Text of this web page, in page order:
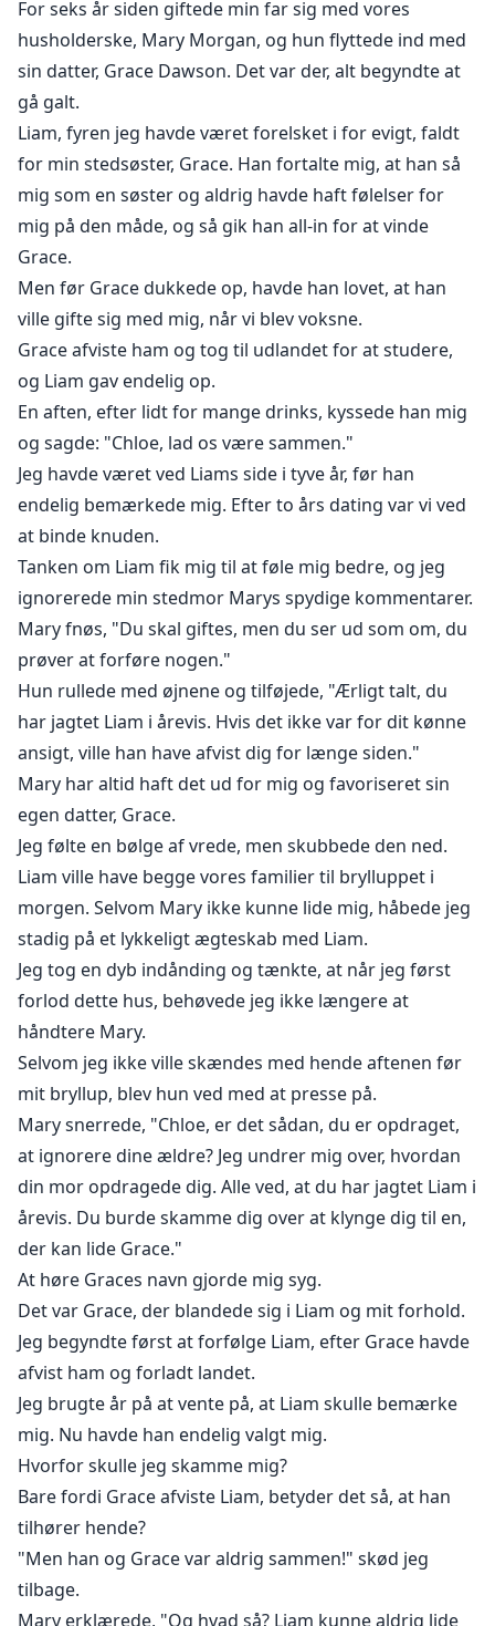
For seks år siden giftede min far sig med vores
husholderske, Mary Morgan, og hun flyttede ind med
sin datter, Grace Dawson. Det var der, alt begyndte at
gå galt.
Liam, fyren jeg havde været forelsket i for evigt, faldt
for min stedsøster, Grace. Han fortalte mig, at han så
mig som en søster og aldrig havde haft følelser for
mig på den måde, og så gik han all-in for at vinde
Grace.
Men før Grace dukkede op, havde han lovet, at han
ville gifte sig med mig, når vi blev voksne.
Grace afviste ham og tog til udlandet for at studere,
og Liam gav endelig op.
En aften, efter lidt for mange drinks, kyssede han mig
og sagde: "Chloe, lad os være sammen."
Jeg havde været ved Liams side i tyve år, før han
endelig bemærkede mig. Efter to års dating var vi ved
at binde knuden.
Tanken om Liam fik mig til at føle mig bedre, og jeg
ignorerede min stedmor Marys spydige kommentarer.
Mary fnøs, "Du skal giftes, men du ser ud som om, du
prøver at forføre nogen."
Hun rullede med øjnene og tilføjede, "Ærligt talt, du
har jagtet Liam i årevis. Hvis det ikke var for dit kønne
ansigt, ville han have afvist dig for længe siden."
Mary har altid haft det ud for mig og favoriseret sin
egen datter, Grace.
Jeg følte en bølge af vrede, men skubbede den ned.
Liam ville have begge vores familier til brylluppet i
morgen. Selvom Mary ikke kunne lide mig, håbede jeg
stadig på et lykkeligt ægteskab med Liam.
Jeg tog en dyb indånding og tænkte, at når jeg først
forlod dette hus, behøvede jeg ikke længere at
håndtere Mary.
Selvom jeg ikke ville skændes med hende aftenen før
mit bryllup, blev hun ved med at presse på.
Mary snerrede, "Chloe, er det sådan, du er opdraget,
at ignorere dine ældre? Jeg undrer mig over, hvordan
din mor opdragede dig. Alle ved, at du har jagtet Liam i
årevis. Du burde skamme dig over at klynge dig til en,
der kan lide Grace."
At høre Graces navn gjorde mig syg.
Det var Grace, der blandede sig i Liam og mit forhold.
Jeg begyndte først at forfølge Liam, efter Grace havde
afvist ham og forladt landet.
Jeg brugte år på at vente på, at Liam skulle bemærke
mig. Nu havde han endelig valgt mig.
Hvorfor skulle jeg skamme mig?
Bare fordi Grace afviste Liam, betyder det så, at han
tilhører hende?
"Men han og Grace var aldrig sammen!" skød jeg
tilbage.
Mary erklærede, "Og hvad så? Liam kunne aldrig lide